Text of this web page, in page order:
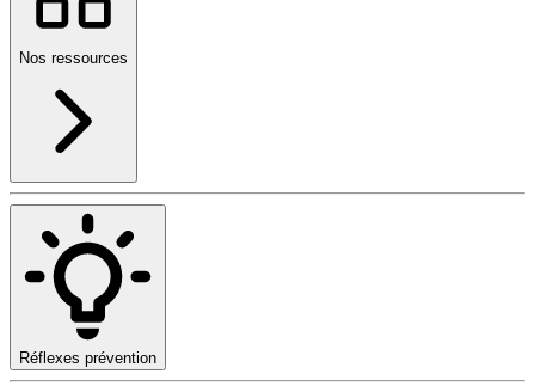
Nos ressources
Réflexes prévention